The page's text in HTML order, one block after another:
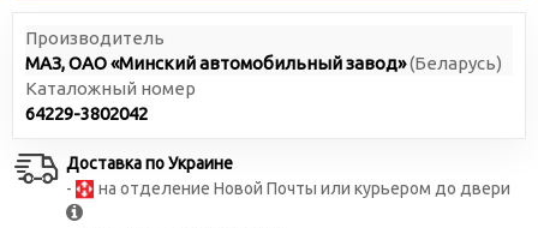
Производитель
МАЗ, ОАО «Минский автомобильный завод»(Беларусь)
Каталожный номер
64229-3802042
Доставка по Украине
-
на отделение Новой Почты или курьером до двери